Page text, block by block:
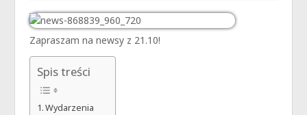
Zapraszam na newsy z 21.10!
Spis treści
Wydarzenia